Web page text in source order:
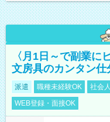
〈月1日～で副業に
文房具のカンタン仕
派遣 職種未経験OK 社会
WEB登録・面接OK